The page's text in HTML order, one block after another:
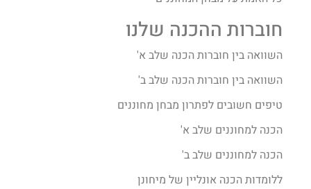
חוברות ההכנה שלנו
השוואה בין חוברות הכנה שלב א'
השוואה בין חוברות הכנה שלב ב'
טיפים חשובים לפתרון מבחן מחוננים
הכנה למחוננים שלב א'
הכנה למחוננים שלב ב'
ללומדות הכנה אונליין של מיחונן